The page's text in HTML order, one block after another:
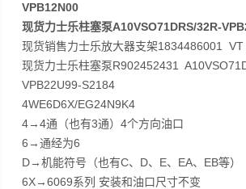
VPB12N00
现货力士乐柱塞泵A10VSO71DRS/32R-
现货销售力士乐放大器支架1834486001
现货力士乐柱塞泵R902452431
VPB22U99-S2184
4WE6D6X/EG24N9K4
4→4通（也有3通）4个方向油口
6→通经为6
D→机能符号（也有C、D、E、EA、EB等）
6X→6069系列 安装和油口尺寸不变